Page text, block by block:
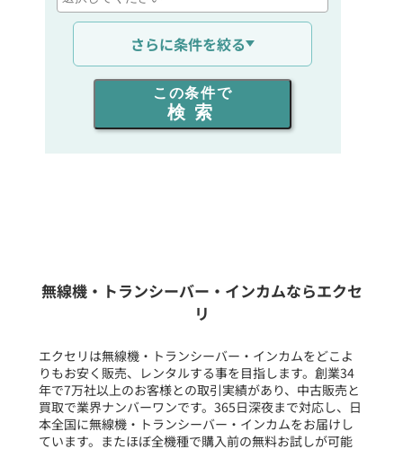
通信距離を選ぶ
出力を選ぶ
同時通話人数を選ぶ
フリーワード入力(製品名等)
選択条件をリセット
さらに条件を絞る
この条件で
検索
無線機・トランシーバー・インカムならエクセ
リ
エクセリは無線機・トランシーバー・インカムをどこよ
りもお安く販売、レンタルする事を目指します。創業34
年で7万社以上のお客様との取引実績があり、中古販売と
買取で業界ナンバーワンです。365日深夜まで対応し、日
本全国に無線機・トランシーバー・インカムをお届けし
ています。またほぼ全機種で購入前の無料お試しが可能